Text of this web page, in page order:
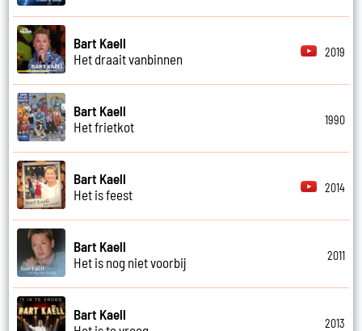
Bart Kaell
Het draait vanbinnen
2019
Bart Kaell
Het frietkot
1990
Bart Kaell
Het is feest
2014
Bart Kaell
Het is nog niet voorbij
2011
Bart Kaell
2013